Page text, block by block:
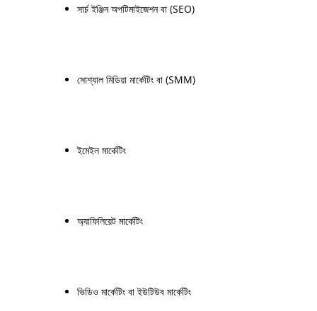
সার্চ ইঞ্জিন অপটিমাইজেশন বা (SEO)
সোশ্যাল মিডিয়া মার্কেটিং বা (SMM)
ইমেইল মার্কেটিং
অ্যাফিলিয়েট মার্কেটিং
ভিডিও মার্কেটিং বা ইউটিউব মার্কেটিং